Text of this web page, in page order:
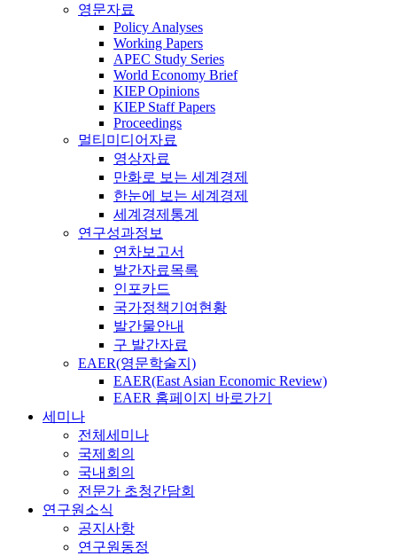
영문자료
Policy Analyses
Working Papers
APEC Study Series
World Economy Brief
KIEP Opinions
KIEP Staff Papers
Proceedings
멀티미디어자료
영상자료
만화로 보는 세계경제
한눈에 보는 세계경제
세계경제통계
연구성과정보
연차보고서
발간자료목록
인포카드
국가정책기여현황
발간물안내
구 발간자료
EAER(영문학술지)
EAER(East Asian Economic Review)
EAER 홈페이지 바로가기
세미나
전체세미나
국제회의
국내회의
전문가 초청간담회
연구원소식
공지사항
연구원동정